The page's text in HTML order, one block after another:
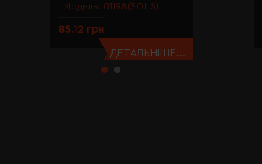
Модель: 01198(SOL’S)
85.12 грн
ДЕТАЛЬНІШЕ...